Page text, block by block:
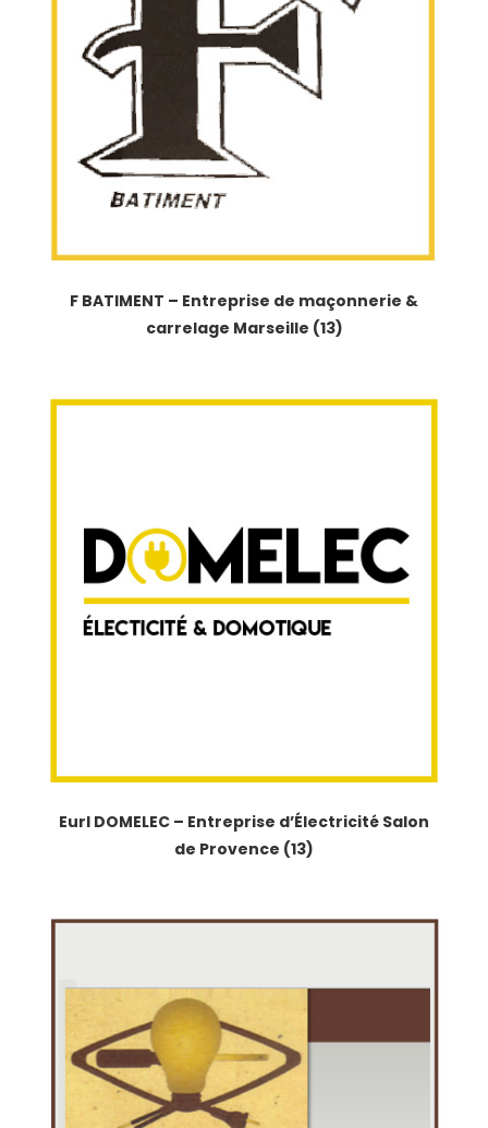
F BATIMENT – Entreprise de maçonnerie &
carrelage Marseille (13)
Eurl DOMELEC – Entreprise d’Électricité Salon
de Provence (13)